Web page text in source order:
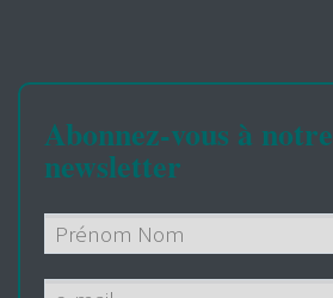
Abonnez-vous à notre
newsletter